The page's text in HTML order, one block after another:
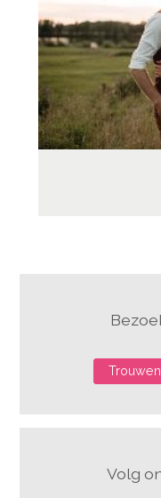
Volg